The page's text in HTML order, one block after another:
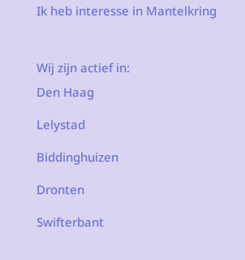
Ik heb interesse in Mantelkring
Wij zijn actief in:
Den Haag
Lelystad
Biddinghuizen
Dronten
Swifterbant